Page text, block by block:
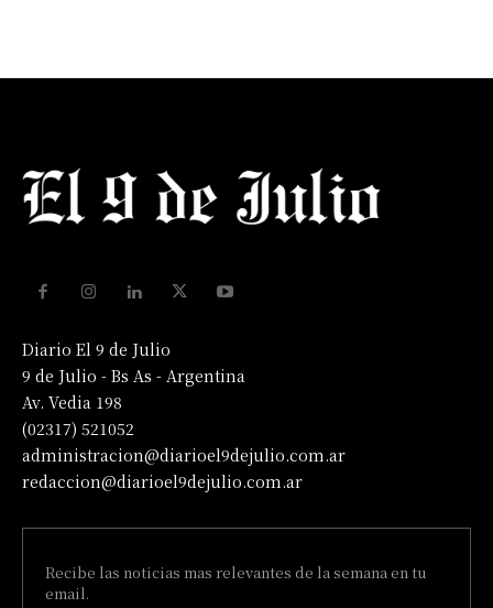
Diario El 9 de Julio
9 de Julio - Bs As - Argentina
Av. Vedia 198
(02317) 521052
administracion@diarioel9dejulio.com.ar
redaccion@diarioel9dejulio.com.ar
Recibe las noticias mas relevantes de la semana en tu
email.